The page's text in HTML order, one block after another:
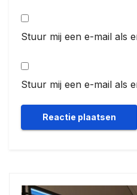
Stuur mij een e-mail als
Stuur mij een e-mail als